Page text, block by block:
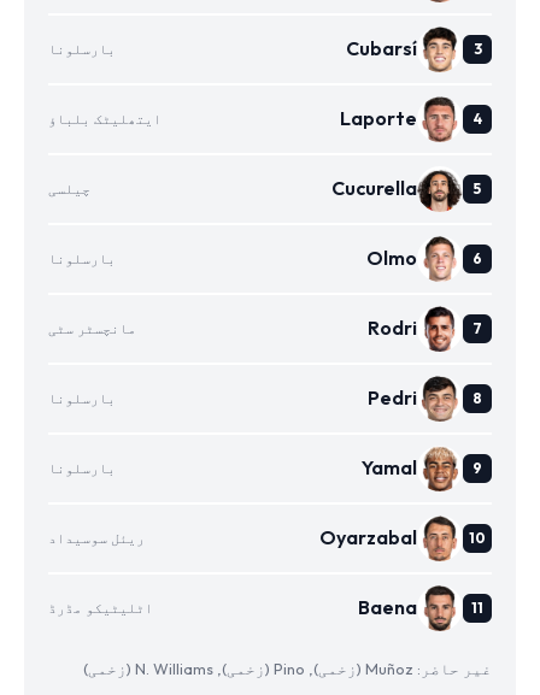
Cubarsí بارسلونا
Laporte ایتھلیٹک بلباؤ
Cucurella چیلسی
Olmo بارسلونا
Rodri مانچسٹر سٹی
Pedri بارسلونا
Yamal بارسلونا
Oyarzabal ریئل سوسیداد
Baena اٹلیٹیکو مڈرڈ
غیر حاضر: Muñoz (زخمی), Pino (زخمی), N. Williams (زخمی)